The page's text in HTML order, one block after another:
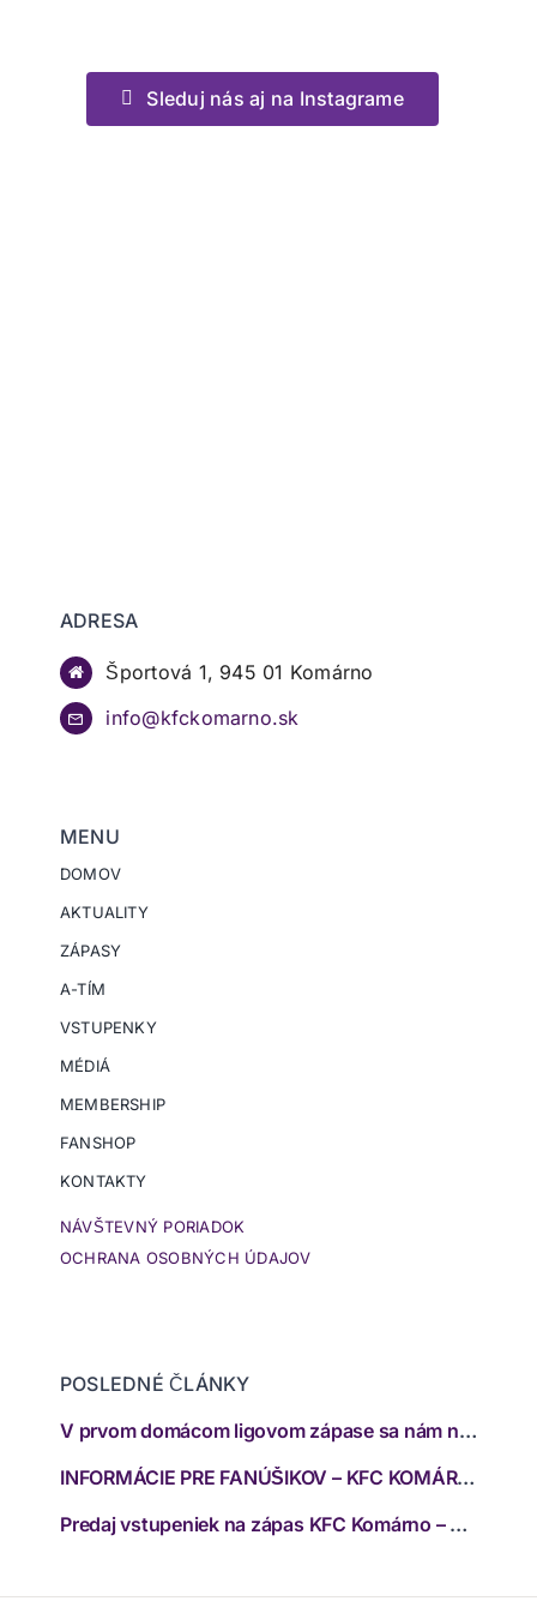
Sleduj nás aj na Instagrame
ADRESA
Športová 1, 945 01 Komárno
info@kfckomarno.sk
POSLEDNÉ ČLÁNKY
V prvom domácom ligovom zápase sa nám nepodarilo zabodovať
INFORMÁCIE PRE FANÚŠIKOV – KFC KOMÁRNO – FC SPARTAK TRNAVA
Predaj vstupeniek na zápas KFC Komárno – FC Spartak Trnava
MENU
DOMOV
AKTUALITY
ZÁPASY
A-TÍM
VSTUPENKY
MÉDIÁ
MEMBERSHIP
FANSHOP
KONTAKTY
NÁVŠTEVNÝ PORIADOK
OCHRANA OSOBNÝCH ÚDAJOV